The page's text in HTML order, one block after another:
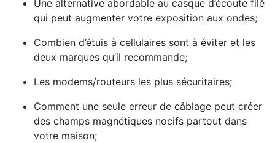
Une alternative abordable au casque d’écoute filé
qui peut augmenter votre exposition aux ondes;
Combien d’étuis à cellulaires sont à éviter et les
deux marques qu’il recommande;
Les modems/routeurs les plus sécuritaires;
Comment une seule erreur de câblage peut créer
des champs magnétiques nocifs partout dans
votre maison;